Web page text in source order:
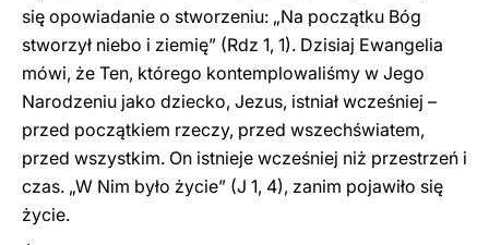
się opowiadanie o stworzeniu: „Na początku Bóg
stworzył niebo i ziemię” (Rdz 1, 1). Dzisiaj Ewangelia
mówi, że Ten, którego kontemplowaliśmy w Jego
Narodzeniu jako dziecko, Jezus, istniał wcześniej –
przed początkiem rzeczy, przed wszechświatem,
przed wszystkim. On istnieje wcześniej niż przestrzeń i
czas. „W Nim było życie” (J 1, 4), zanim pojawiło się
życie.